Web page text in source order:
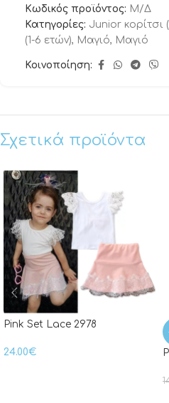
Κωδικός προϊόντος: Μ/Δ
Κατηγορίες: Junior κορίτσι
(1-6 ετών), Μαγιό, Μαγιό
Κοινοποίηση:
Σχετικά προϊόντα
Pink Set Lace 2978
24.00€